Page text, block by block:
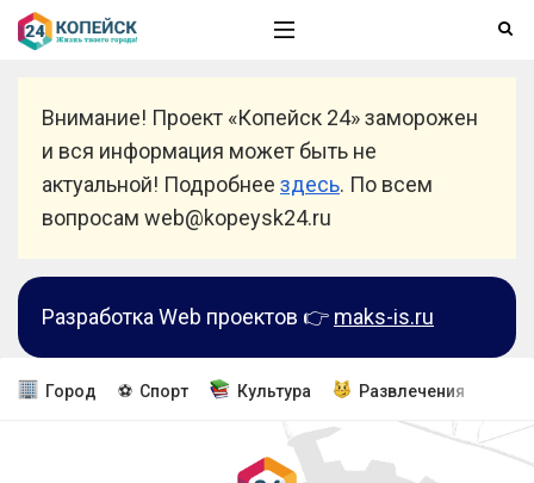
Внимание! Проект «Копейск 24» заморожен
и вся информация может быть не
актуальной! Подробнее здесь. По всем
вопросам web@kopeysk24.ru
Разработка Web проектов 👉 maks-is.ru
Город ⚽ Спорт Культура Развлечения